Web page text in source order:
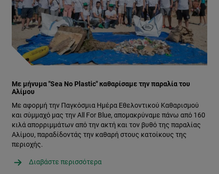
Με μήνυμα "Sea No Plastic" καθαρίσαμε την παραλία του
Αλίμου
Με αφορμή την Παγκόσμια Ημέρα Εθελοντικού Καθαρισμού
και σύμμαχό μας την All For Blue, απομακρύναμε πάνω από 160
κιλά απορριμμάτων από την ακτή και τον βυθό της παραλίας
Αλίμου, παραδίδοντάς την καθαρή στους κατοίκους της
περιοχής.
Διαβάστε περισσότερα